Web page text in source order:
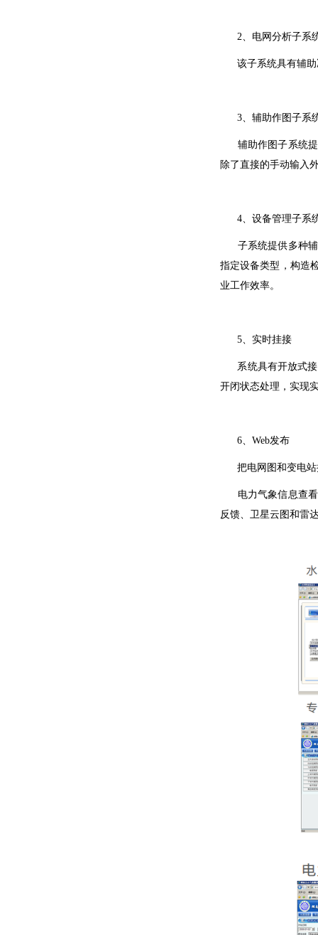
2、电网分析子系
该子系统具有辅助
3、辅助作图子系
辅助作图子系统提
除了直接的手动输入
4、设备管理子系
子系统提供多种辅
指定设备类型，构造
业工作效率。
5、实时挂接
系统具有开放式接
开闭状态处理，实现
6、Web发布
把电网图和变电站
电力气象信息查看
反馈、卫星云图和雷